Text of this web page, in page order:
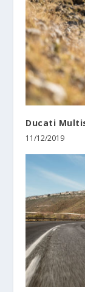
Ducati
11/12/2019